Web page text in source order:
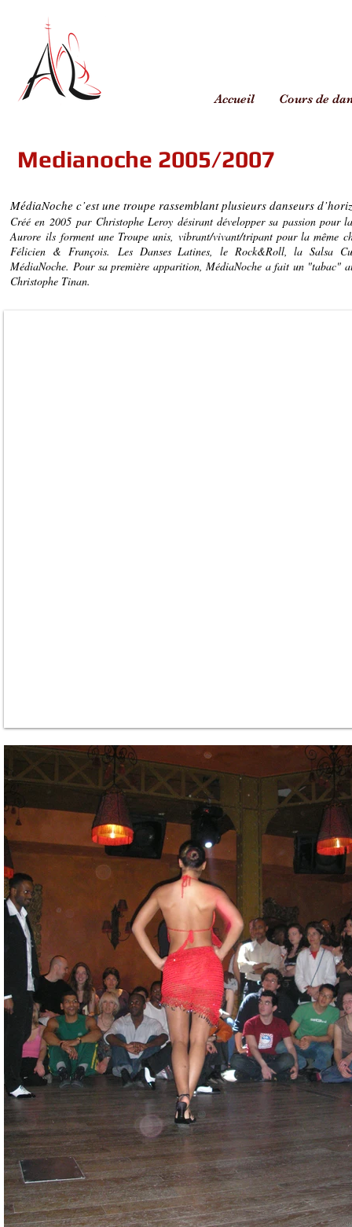
Accueil Cours de
Medianoche 2005/2007
MédiaNoche c’est une troupe rassemblant plusieurs danseurs
Créé en 2005 par Christophe Leroy désirant développer sa passion pour
Auroreils forment une Troupe unis, vibrant/vivant/tripant pour la même
Félicien & François.Les Danses Latines, le Rock&Roll, la Salsa
MédiaNoche.Pour sa première apparition, MédiaNoche a fait un "tabac"
Christophe Tinan.